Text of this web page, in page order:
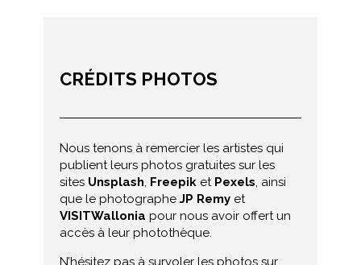
CRÉDITS PHOTOS
Nous tenons à remercier les artistes qui
publient leurs photos gratuites sur les
sites Unsplash, Freepik et Pexels, ainsi
que le photographe JP Remy et
VISITWallonia pour nous avoir offert un
accès à leur photothèque.
N’hésitez pas à survoler les photos sur